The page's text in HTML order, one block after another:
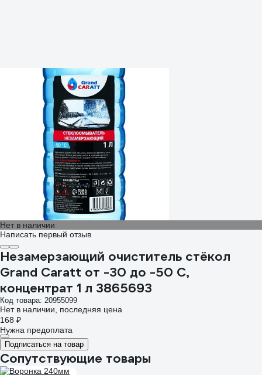
Нет в наличии
Написать первый отзыв
Незамерзающий очиститель стёкол
Grand Caratt от -30 до -50 С,
концентрат 1 л 3865693
Код товара: 20955099
Нет в наличии, последняя цена
168 ₽
Нужна предоплата
Подписаться на товар
Сопутствующие товары